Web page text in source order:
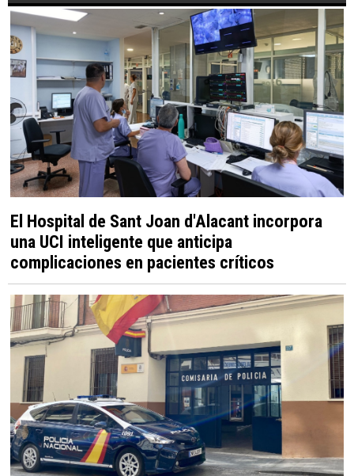
El Hospital de Sant Joan d'Alacant incorpora
una UCI inteligente que anticipa
complicaciones en pacientes críticos